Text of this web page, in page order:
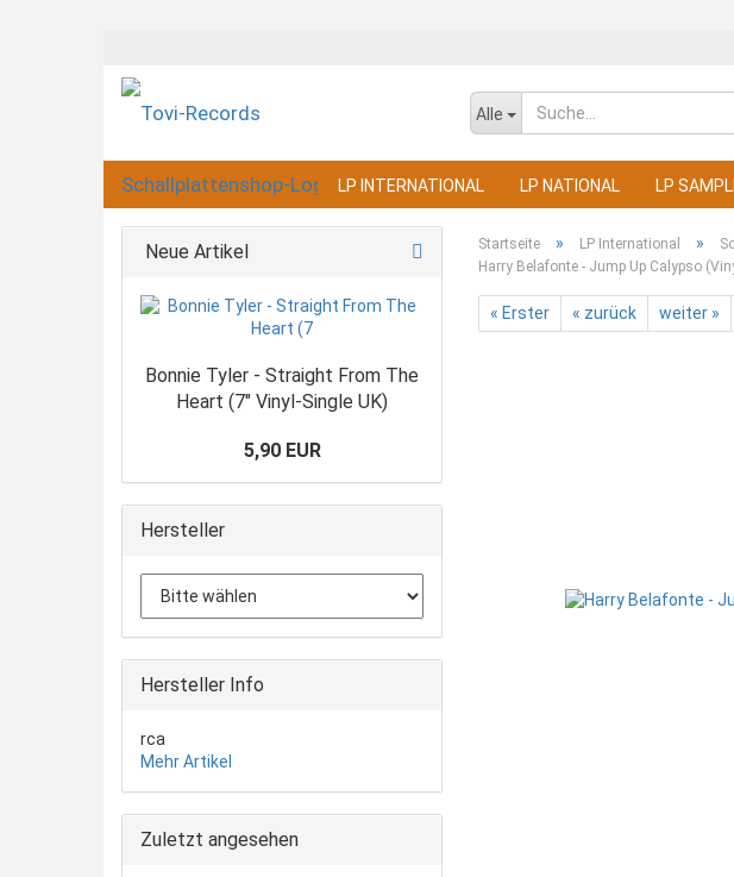
Alle
LP INTERNATIONAL LP NATIONAL LP
Startseite » LP International »
Harry Belafonte - Jump Up Calypso
« Erster « zurück weiter »
Neue Artikel
Bonnie Tyler - Straight From The
Heart (7" Vinyl-Single UK)
5,90 EUR
Hersteller
Hersteller Info
rca
Mehr Artikel
Zuletzt angesehen